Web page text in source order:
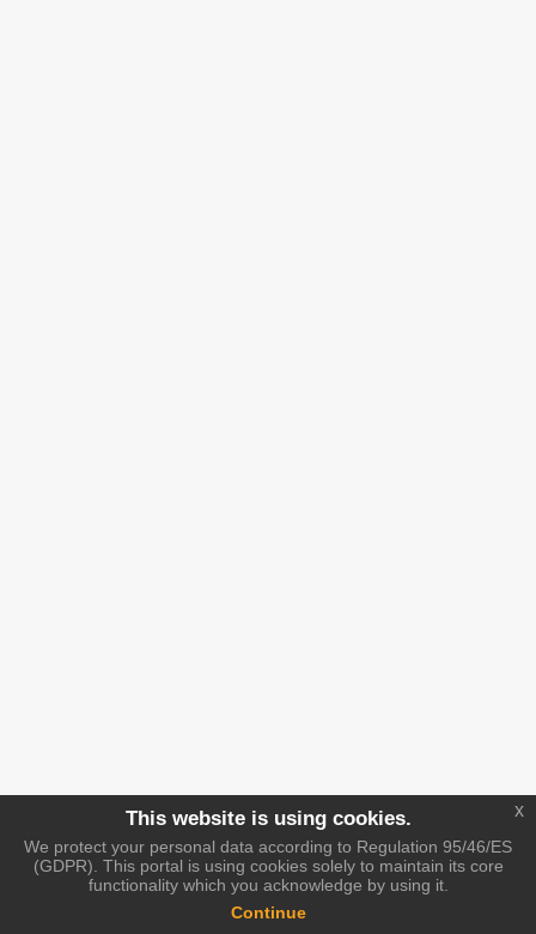
This website is using cookies.
We protect your personal data according to Regulation 95/46/ES
(GDPR). This portal is using cookies solely to maintain its core
functionality which you acknowledge by using it.
Continue
x